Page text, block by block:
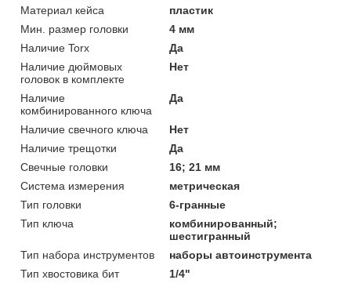
Материал кейса
пластик
Мин. размер головки
4 мм
Наличие Torx
Да
Наличие дюймовых
головок в комплекте
Нет
Наличие
комбинированного ключа
Да
Наличие свечного ключа
Нет
Наличие трещотки
Да
Свечные головки
16; 21 мм
Система измерения
метрическая
Тип головки
6-гранные
Тип ключа
комбинированный;
шестигранный
Тип набора инструментов
наборы автоинструмента
Тип хвостовика бит
1/4"